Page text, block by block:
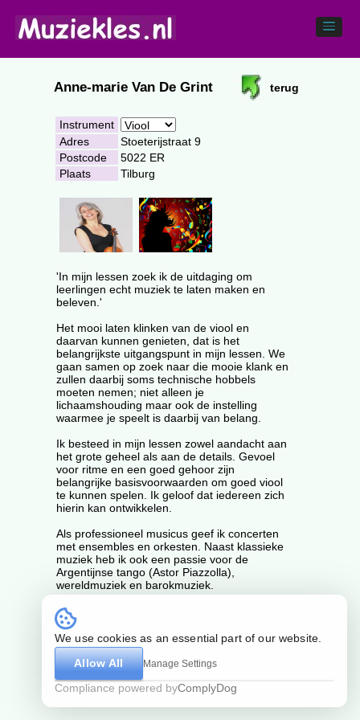
Anne-marie Van De Grint terug
Instrument
Adres
Stoeterijstraat 9
Postcode
5022 ER
Plaats
Tilburg
'In mijn lessen zoek ik de uitdaging om
leerlingen echt muziek te laten maken en
beleven.'
Het mooi laten klinken van de viool en
daarvan kunnen genieten, dat is het
belangrijkste uitgangspunt in mijn lessen. We
gaan samen op zoek naar die mooie klank en
zullen daarbij soms technische hobbels
moeten nemen; niet alleen je
lichaamshouding maar ook de instelling
waarmee je speelt is daarbij van belang.
Ik besteed in mijn lessen zowel aandacht aan
het grote geheel als aan de details. Gevoel
voor ritme en een goed gehoor zijn
belangrijke basisvoorwaarden om goed viool
te kunnen spelen. Ik geloof dat iedereen zich
hierin kan ontwikkelen.
Als professioneel musicus geef ik concerten
met ensembles en orkesten. Naast klassieke
muziek heb ik ook een passie voor de
Argentijnse tango (Astor Piazzolla),
wereldmuziek en barokmuziek.
Algemene voorwaarden
We use cookies as an essential part of our website.
Allow All
Manage Settings
Compliance powered byComplyDog